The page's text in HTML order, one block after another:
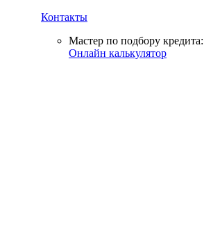
Контакты
Мастер по подбору кредита:
Онлайн калькулятор